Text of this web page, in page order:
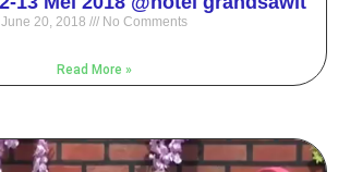
June 20, 2018 No Comments
Read More »